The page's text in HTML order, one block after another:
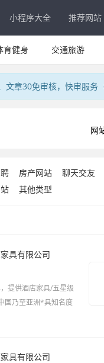
小程序大全 推荐网站
育健身 交通旅游
章30免审核，快审服务
网
房产网站 聊天交友
其他类型
具有限公司
提供酒店家具/五星级
国乃至亚洲*具知名度
具有限公司